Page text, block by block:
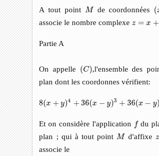
A tout point M
Mde coordonnées (
(
associe le nombre complexe z = x +
Partie A
On appelle (C)
(C) ,l'ensemble des
plan dont les coordonnes vérifient:
8(x + y)4 +36(x − y)3 + 36(x − y)
8 ( 4+36 x − y 36(x y) 2 (x 2
Et on considère l'application fdu
plan ; qui à tout point M
Md'affixe z
associe le